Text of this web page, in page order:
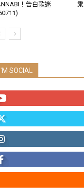
！告白歌迷
乘
I'M SOCIAL